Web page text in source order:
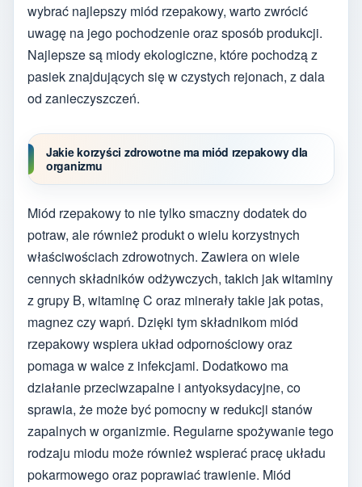
wybrać najlepszy miód rzepakowy, warto zwrócić
uwagę na jego pochodzenie oraz sposób produkcji.
Najlepsze są miody ekologiczne, które pochodzą z
pasiek znajdujących się w czystych rejonach, z dala
od zanieczyszczeń.
Jakie korzyści zdrowotne ma miód rzepakowy dla
organizmu
Miód rzepakowy to nie tylko smaczny dodatek do
potraw, ale również produkt o wielu korzystnych
właściwościach zdrowotnych. Zawiera on wiele
cennych składników odżywczych, takich jak witaminy
z grupy B, witaminę C oraz minerały takie jak potas,
magnez czy wapń. Dzięki tym składnikom miód
rzepakowy wspiera układ odpornościowy oraz
pomaga w walce z infekcjami. Dodatkowo ma
działanie przeciwzapalne i antyoksydacyjne, co
sprawia, że może być pomocny w redukcji stanów
zapalnych w organizmie. Regularne spożywanie tego
rodzaju miodu może również wspierać pracę układu
pokarmowego oraz poprawiać trawienie. Miód